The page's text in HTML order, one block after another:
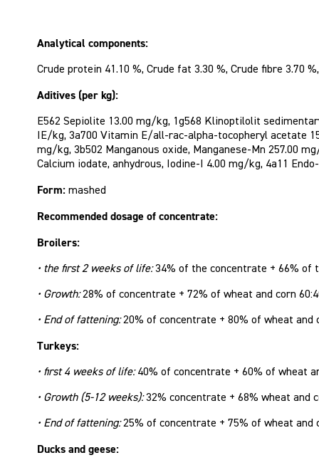
Analytical components:
Crude protein 41.10 %, Crude fat 3.30 %, Crude fibre 3.70
Aditives (per kg):
E562 Sepiolite 13.00 mg/kg, 1g568 Klinoptilolit
IE/kg, 3a700 Vitamin E/all-rac-alpha-tocopheryl acetate
mg/kg, 3b502 Manganous oxide, Manganese-Mn 257.00
Calcium iodate, anhydrous, Iodine-I 4.00 mg/kg, 4a11
Form: mashed
Recommended dosage of concentrate:
Broilers:
• the first 2 weeks of life:34% of the concentrate + 66% of
• Growth:28% of concentrate + 72% of wheat and corn
• End of fattening:20% of concentrate + 80% of wheat and
Turkeys:
• first 4 weeks of life:40% of concentrate + 60% of wheat
• Growth (5-12 weeks):32% concentrate + 68% wheat and
• End of fattening:25% of concentrate + 75% of wheat and
Ducks and geese: